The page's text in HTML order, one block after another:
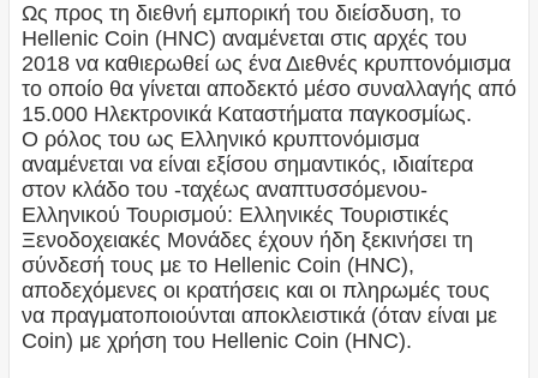
Ως προς τη διεθνή εμπορική του διείσδυση, το
Hellenic Coin (HNC) αναμένεται στις αρχές του
2018 να καθιερωθεί ως ένα Διεθνές κρυπτονόμισμα
το οποίο θα γίνεται αποδεκτό μέσο συναλλαγής από
15.000 Ηλεκτρονικά Καταστήματα παγκοσμίως.
Ο ρόλος του ως Ελληνικό κρυπτονόμισμα
αναμένεται να είναι εξίσου σημαντικός, ιδιαίτερα
στον κλάδο του -ταχέως αναπτυσσόμενου-
Ελληνικού Τουρισμού: Ελληνικές Τουριστικές
Ξενοδοχειακές Μονάδες έχουν ήδη ξεκινήσει τη
σύνδεσή τους με το Hellenic Coin (HNC),
αποδεχόμενες οι κρατήσεις και οι πληρωμές τους
να πραγματοποιούνται αποκλειστικά (όταν είναι με
Coin) με χρήση του Hellenic Coin (HNC).